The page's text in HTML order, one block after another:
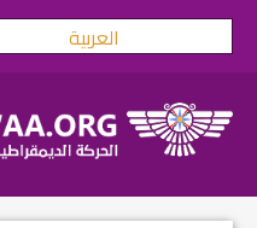
Skip
العربية